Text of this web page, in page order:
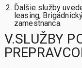
Ďalšie služby
leasing,
zamestnanca.
V.SLUŽBY